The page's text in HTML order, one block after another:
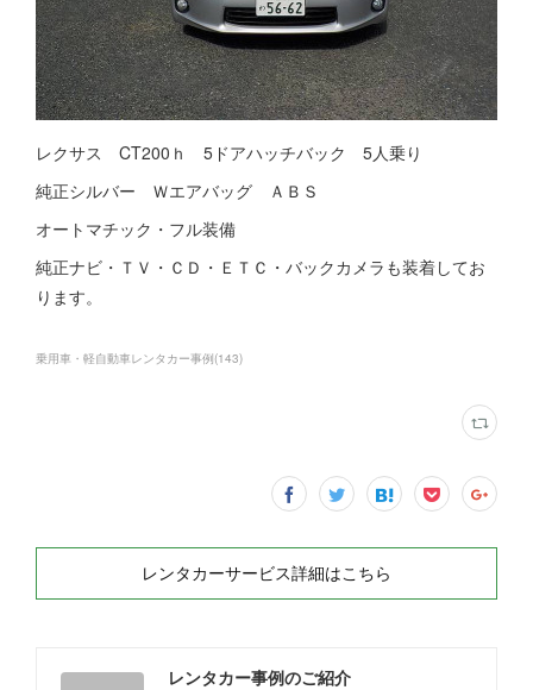
レクサス CT200ｈ 5ドアハッチバック 5人乗り
純正シルバー Ｗエアバッグ ＡＢＳ
オートマチック・フル装備
純正ナビ・ＴＶ・ＣＤ・ＥＴＣ・バックカメラも装着してお
ります。
乗用車・軽自動車レンタカー事例(143)
レンタカーサービス詳細はこちら
レンタカー事例のご紹介